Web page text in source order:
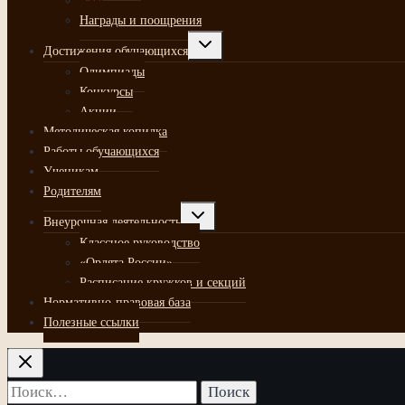
Награды и поощрения
Достижения обучающихся
Развернуть
меню
Олимпиады
Конкурсы
Акции
Методическая копилка
Работы обучающихся
Ученикам
Родителям
Внеурочная деятельность
Развернуть
дочернее
меню
Классное руководство
«Орлята России»
Расписание кружков и секций
Нормативно-правовая база
Полезные ссылки
Найти: